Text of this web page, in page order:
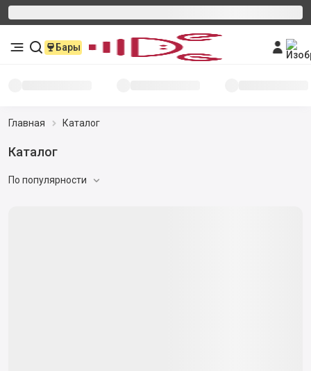
Бары
Главная Каталог
Каталог
По популярности